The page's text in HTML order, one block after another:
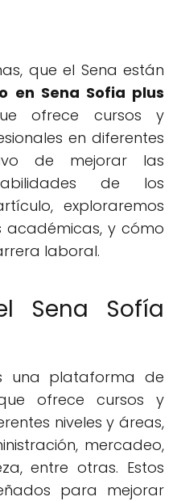
que el Sena están
en Sena Sofia plus
ofrece cursos y
en diferentes
de mejorar las
de los
exploraremos
y cómo
laboral.
Sena Sofía
una plataforma de
ofrece cursos y
niveles y áreas,
mercadeo,
entre otras. Estos
para mejorar